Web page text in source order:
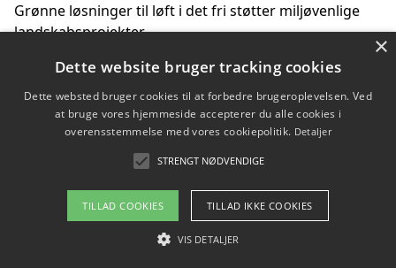
Grønne løsninger til løft i det fri støtter miljøvenlige
landskabsprojekter
Gør haven til et frirum for familien og naturen
Copyright 2026 - Pilanto Aps
Om / kontakt
Blog Betingelser
×
Dette website bruger tracking cookies
Dette websted bruger cookies til at forbedre brugeroplevelsen. Ved
at bruge vores hjemmeside accepterer du alle cookies i
overensstemmelse med vores cookiepolitik. Detaljer
STRENGT NØDVENDIGE
TILLAD COOKIES TILLAD IKKE COOKIES
VIS DETALJER